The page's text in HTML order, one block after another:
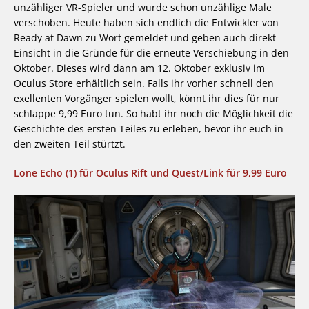
unzähliger VR-Spieler und wurde schon unzählige Male
verschoben. Heute haben sich endlich die Entwickler von
Ready at Dawn zu Wort gemeldet und geben auch direkt
Einsicht in die Gründe für die erneute Verschiebung in den
Oktober. Dieses wird dann am 12. Oktober exklusiv im
Oculus Store erhältlich sein. Falls ihr vorher schnell den
exellenten Vorgänger spielen wollt, könnt ihr dies für nur
schlappe 9,99 Euro tun. So habt ihr noch die Möglichkeit die
Geschichte des ersten Teiles zu erleben, bevor ihr euch in
den zweiten Teil stürtzt.
Lone Echo (1) für Oculus Rift und Quest/Link für 9,99 Euro